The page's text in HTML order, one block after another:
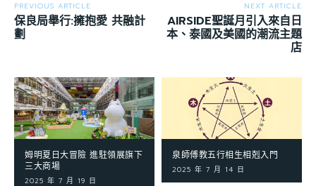
PREVIOUS ARTICLE
保良局舉行:擁抱愛 共融計
劃
NEXT ARTICLE
AIRSIDE聖誕月引入來自日
本、泰國及美國的潮流主題
店
姆明夏日大冒險 進駐領展旗下
三大商場
2025 年 7 月 19 日
泉師傅教五行相生相剋入門
2025 年 7 月 14 日